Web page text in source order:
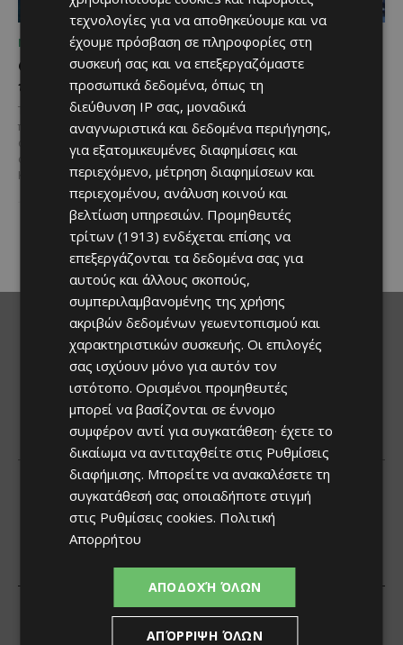
ΜΈΝΟΥΜΕ ΕΝΗΜΕΡΩΜΈΝΟΙ
Ο τουρισμός ως εθνική
υπόθεση
Του Γιάννου Πανταζή* Είναι κοινή
πεποίθηση ότι ο τουρισμός
αποτελεί μία από τις
σημαντικότερες βιομηχανίες της
Κύπρου και διαχρονικά...
ΜΈΝΟΥΜΕ ΕΝΗΜΕΡΩΜΈΝΟΙ
Ο Λευκαρίτικος τταβάς:
Η αυθεντική κυπριακή
συνταγή που περνά από
γενιά σε γενιά
Ανάμεσα στα πιο
χαρακτηριστικά φαγητά της
κυπριακής παραδοσιακής
κουζίνας ξεχωρίζει ο
Λευκαρίτικος τταβάς, ένα
φαγητό που συνδέεται
τεχνολογίες για να αποθηκεύουμε και να
έχουμε πρόσβαση σε πληροφορίες στη
συσκευή σας και να επεξεργαζόμαστε
προσωπικά δεδομένα, όπως τη
διεύθυνση IP σας, μοναδικά
αναγνωριστικά και δεδομένα περιήγησης,
για εξατομικευμένες διαφημίσεις και
περιεχόμενο, μέτρηση διαφημίσεων και
περιεχομένου, ανάλυση κοινού και
βελτίωση υπηρεσιών. Προμηθευτές
τρίτων (1913) ενδέχεται επίσης να
επεξεργάζονται τα δεδομένα σας για
αυτούς και άλλους σκοπούς,
συμπεριλαμβανομένης της χρήσης
ακριβών δεδομένων γεωεντοπισμού και
χαρακτηριστικών συσκευής. Οι επιλογές
σας ισχύουν μόνο για αυτόν τον
ιστότοπο. Ορισμένοι προμηθευτές
μπορεί να βασίζονται σε έννομο
συμφέρον αντί για συγκατάθεση· έχετε το
δικαίωμα να αντιταχθείτε στις Ρυθμίσεις
διαφήμισης. Μπορείτε να ανακαλέσετε τη
συγκατάθεσή σας οποιαδήποτε στιγμή
στις Ρυθμίσεις cookies. Πολιτική
Απορρήτου
ΑΠΟΔΟΧΉ ΌΛΩΝ
ΑΠΌΡΡΙΨΗ ΌΛΩΝ